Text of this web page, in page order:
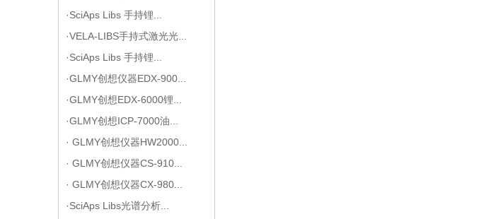
·SciAps Libs 手持锂...
·VELA-LIBS手持式激光光...
·SciAps Libs 手持锂...
·GLMY创想仪器EDX-900...
·GLMY创想EDX-6000锂...
·GLMY创想ICP-7000油...
· GLMY创想仪器HW2000...
· GLMY创想仪器CS-910...
· GLMY创想仪器CX-980...
·SciAps Libs光谱分析...